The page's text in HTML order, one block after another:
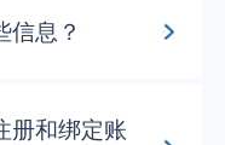
信息？
册和绑定账